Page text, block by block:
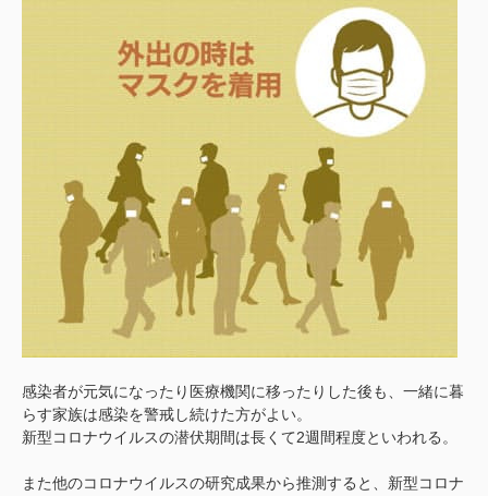
感染者が元気になったり医療機関に移ったりした後も、一緒に暮
らす家族は感染を警戒し続けた方がよい。
新型コロナウイルスの潜伏期間は長くて2週間程度といわれる。
また他のコロナウイルスの研究成果から推測すると、新型コロナ